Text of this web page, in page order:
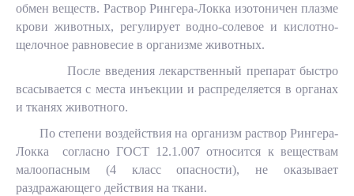
обмен веществ. Раствор Рингера-Локка изотоничен плазме
крови животных, регулирует водно-солевое и кислотно-
щелочное равновесие в организме животных.
После введения лекарственный препарат быстро
всасывается с места инъекции и распределяется в органах
и тканях животного.
По степени воздействия на организм раствор Рингера-
Локка согласно ГОСТ 12.1.007 относится к веществам
малоопасным (4 класс опасности), не оказывает
раздражающего действия на ткани.